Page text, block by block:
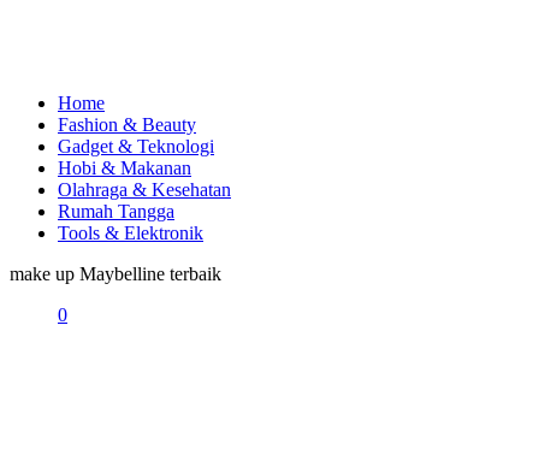
Home
Fashion & Beauty
Gadget & Teknologi
Hobi & Makanan
Olahraga & Kesehatan
Rumah Tangga
Tools & Elektronik
make up Maybelline terbaik
0